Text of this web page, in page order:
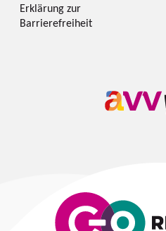
Erklärung zur
Barrierefreiheit